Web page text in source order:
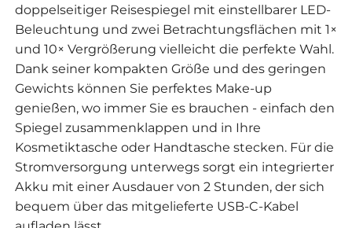
doppelseitiger Reisespiegel mit einstellbarer LED-
Beleuchtung und zwei Betrachtungsflächen mit 1×
und 10× Vergrößerung vielleicht die perfekte Wahl.
Dank seiner kompakten Größe und des geringen
Gewichts können Sie perfektes Make-up
genießen, wo immer Sie es brauchen - einfach den
Spiegel zusammenklappen und in Ihre
Kosmetiktasche oder Handtasche stecken. Für die
Stromversorgung unterwegs sorgt ein integrierter
Akku mit einer Ausdauer von 2 Stunden, der sich
bequem über das mitgelieferte USB-C-Kabel